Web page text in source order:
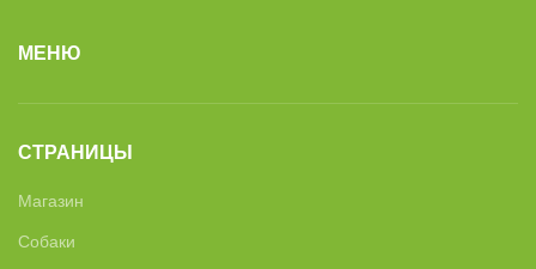
МЕНЮ
СТРАНИЦЫ
Магазин
Собаки